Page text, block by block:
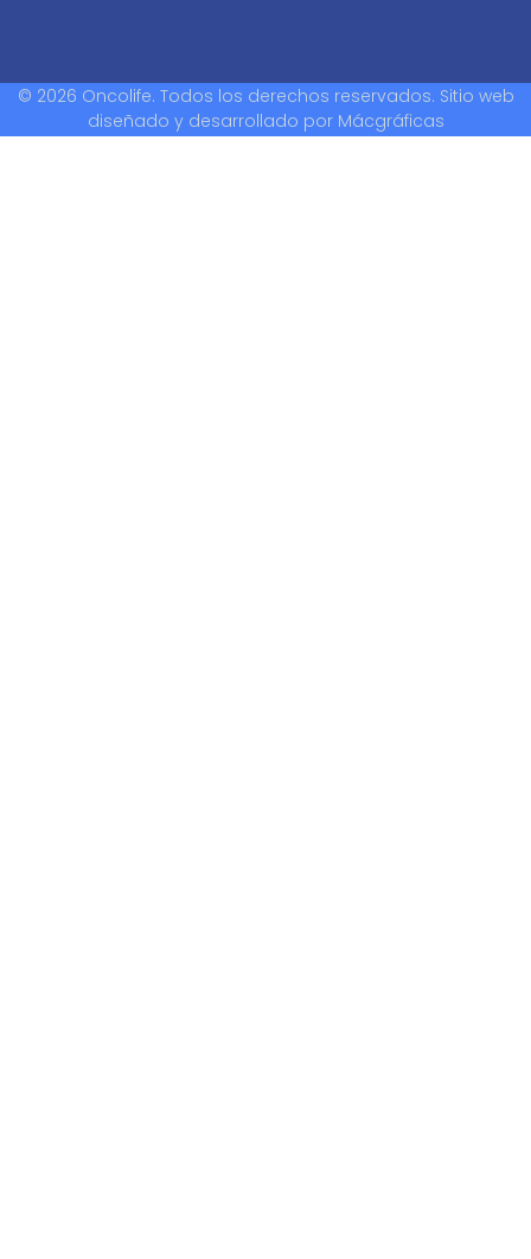
© 2026 Oncolife. Todos los derechos reservados. Sitio web
diseñado y desarrollado por Mácgráficas